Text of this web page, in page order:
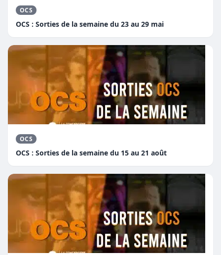
OCS
OCS : Sorties de la semaine du 23 au 29 mai
OCS
OCS : Sorties de la semaine du 15 au 21 août